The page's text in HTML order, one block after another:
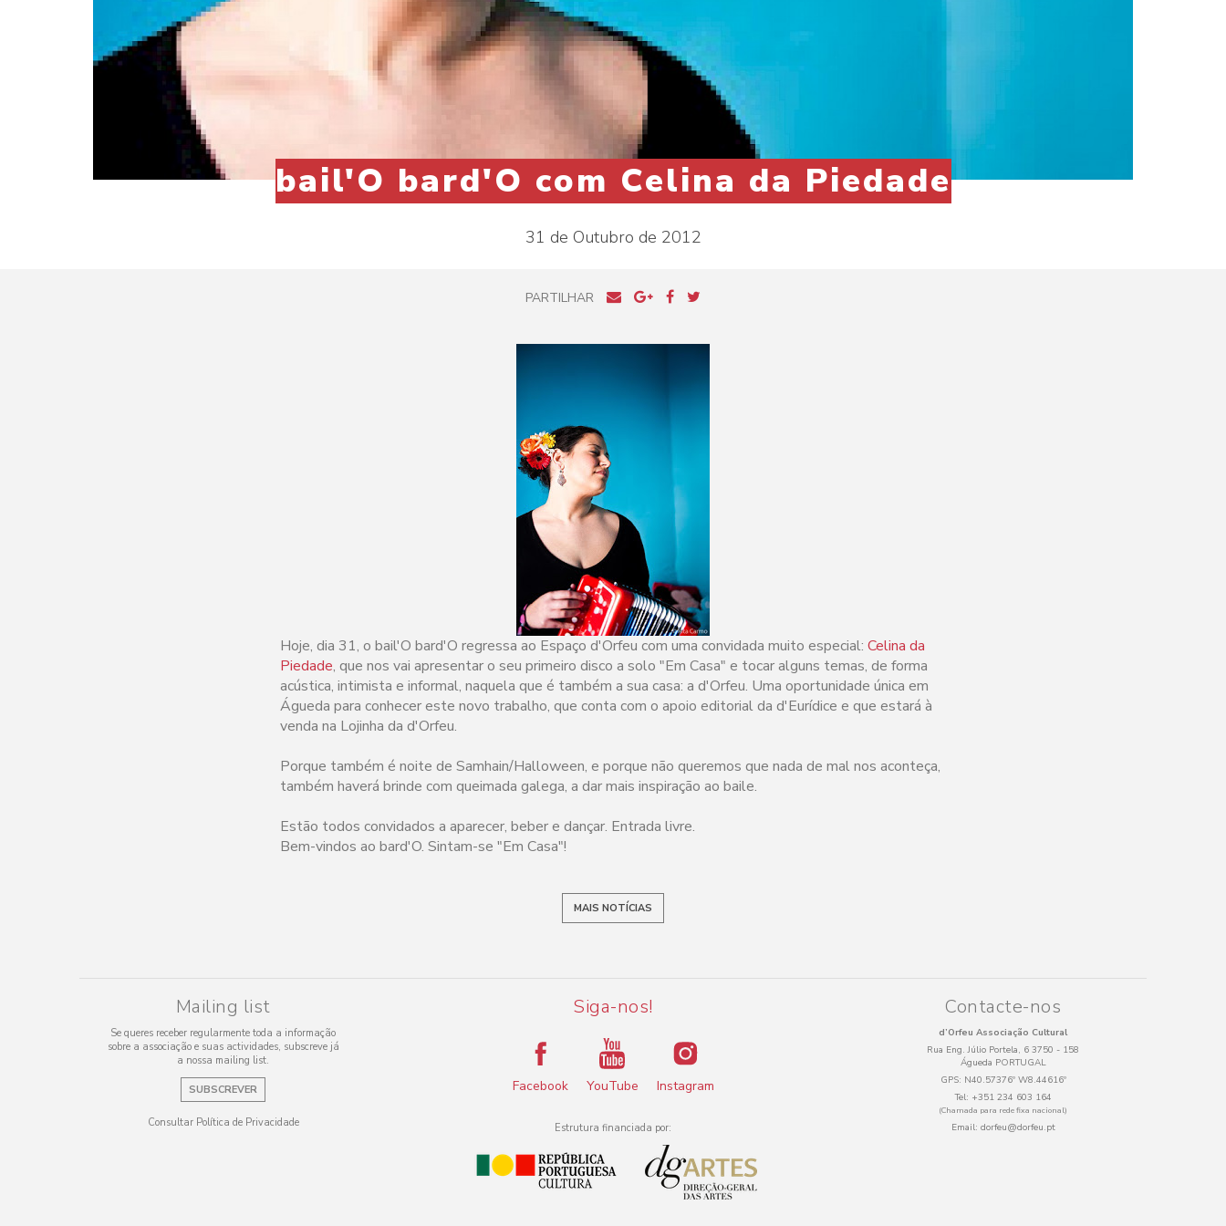
bail'O bard'O com Celina da Piedade
31 de Outubro de 2012
PARTILHAR
Hoje, dia 31, o bail'O bard'O regressa ao Espaço d'Orfeu com uma convidada muito especial: Celina da
Piedade, que nos vai apresentar o seu primeiro disco a solo "Em Casa" e tocar alguns temas, de forma
acústica, intimista e informal, naquela que é também a sua casa: a d'Orfeu. Uma oportunidade única em
Águeda para conhecer este novo trabalho, que conta com o apoio editorial da d'Eurídice e que estará à
venda na Lojinha da d'Orfeu.
Porque também é noite de Samhain/Halloween, e porque não queremos que nada de mal nos aconteça,
também haverá brinde com queimada galega, a dar mais inspiração ao baile.
Estão todos convidados a aparecer, beber e dançar. Entrada livre.
Bem-vindos ao bard'O. Sintam-se "Em Casa"!
MAIS NOTÍCIAS
Mailing list
Se queres receber regularmente toda a informação
sobre a associação e suas actividades, subscreve já
a nossa mailing list.
SUBSCREVER
Consultar Política de Privacidade
Siga-nos!
Facebook YouTube Instagram
Estrutura financiada por:
Contacte-nos
d’Orfeu Associação Cultural
Rua Eng. Júlio Portela, 6 3750 - 158
Águeda PORTUGAL
GPS: N40.57376º W8.44616º
Tel: +351 234 603 164
(Chamada para rede fixa nacional)
Email: dorfeu@dorfeu.pt